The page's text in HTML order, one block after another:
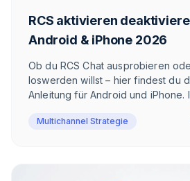
RCS aktivieren
Android & iPhone 2026
Ob du RCS Chat ausprobieren
loswerden willst – hier findest du
Anleitung für Android und iPhone.
Einschätzung, wann sich RCS
Multichannel Strategie